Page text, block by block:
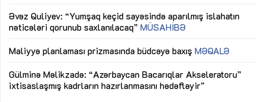
Əvəz Quliyev: “Yumşaq keçid sayəsində aparılmış islahatın
nəticələri qorunub saxlanılacaq” MÜSAHİBƏ
Maliyyə planlaması prizmasında büdcəyə baxış MƏQALƏ
Gülminə Məlikzadə: “Azərbaycan Bacarıqlar Akseleratoru”
ixtisaslaşmış kadrların hazırlanmasını hədəfləyir”